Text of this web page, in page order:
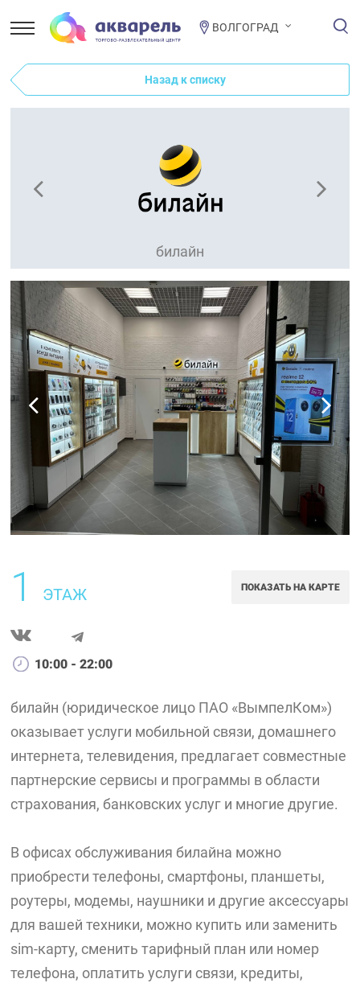
ВОЛГОГРАД
Назад к списку
билайн
1 ЭТАЖ ПОКАЗАТЬ НА КАРТЕ
10:00 - 22:00
билайн (юридическое лицо ПАО «ВымпелКом»)
оказывает услуги мобильной связи, домашнего
интернета, телевидения, предлагает совместные
партнерские сервисы и программы в области
страхования, банковских услуг и многие другие.
В офисах обслуживания билайна можно
приобрести телефоны, смартфоны, планшеты,
роутеры, модемы, наушники и другие аксессуары
для вашей техники, можно купить или заменить
sim-карту, сменить тарифный план или номер
телефона, оплатить услуги связи, кредиты,